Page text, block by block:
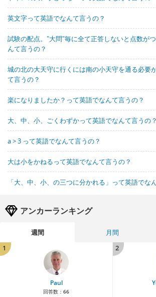
英文字って英語でなんて言うの？
試験の配点。"大問"毎に全て正答しないと点数が
んて言うの？
城の北の大天守に行くには南の小天守を通る必要
て言うの？
楽になりましたか？って英語でなんて言うの？
大、中、小、ごくわずかって英語でなんて言うの？
a > 3 って英語でなんて言うの？
大は小をかねるって英語でなんて言うの？
「大、中、小、の三つに分かれる」って英語でな
アンカーランキング
週間 月間
1
Paul
回答数： 66
2